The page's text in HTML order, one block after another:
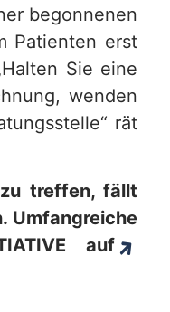
begonnenen
Patienten erst
Sie eine
wenden
rät
treffen, fällt
Umfangreiche
auf